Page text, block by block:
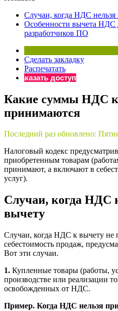
Бератор
«Практическая
Материалы электронного
«Нормативные акты для
Материалы
«Практическая
Онлайн-сервисы
Просто заполните форму, и
Случаи, когда НДС нельзя
Особенности вычета НДС
разработчиков ПО
Сделать закладку
Распечатать
Заказать доступ
Какие суммы НДС к
принимаются
Последний раз обновлено:
Налоговый кодекс
приобретенным товарам
принимают, а включают в
услуг).
Случаи, когда НДС
вычету
Случаи, когда НДС к вычету не
себестоимость продаж,
Вот эти случаи.
1. Купленные товары (работы,
производстве или реализации
освобожденных от НДС.
Пример. Когда НДС нельзя